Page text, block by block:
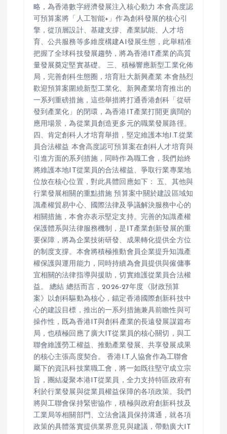
略，為香港數字經濟發展注入核心動力 本會高度認
可預算案將「人工智能+」作為創科發展的核心引
擎，從頂層設計、基建支撐、產業賦能、人才培
育、公共服務等多維度構建AI發展生態，此舉精准
把握了全球科技發展趨勢，將為香港IT產業的高質
量發展奠定堅實基礎。 三、積極響應新型工業化佈
局，完善創科生態圈，培育壯大新興產業 本會熱烈
歡迎預算案圍繞新型工業化、新興產業培育推出的
一系列重磅措施，這些舉措將打通香港創科「從研
發到產業化」的閉環，為香港IT產業打開更廣闊的
應用場景，為從業員創造更多元的職業發展路徑。
四、肯定創科人才培育舉措，堅定維護本地I.T.從業
員合法權益 本會高度認可預算案在創科人才培育與
引進方面的系列措施，同時作為職工會，我們始終
將維護本地IT從業員的合法權益、爭取行業專業地
位放在核心位置，對此具體回應如下： 五、其他與
行業發展相關的重點措施 預算案中關於建設區域知
識產權貿易中心、國際法律及爭議解決服務中心的
相關措施，本會亦表示堅定支持。完善的知識產權
保護體系與法律服務機制，是IT產業創新發展的重
要保障，將為企業技術研發、成果轉化提供全方位
的制度支撐。本會將積極推動會員企業提升知識產
權保護與運用能力，同時持續為會員提供與僱傭事
宜相關的法律指導與援助，切實維護從業員合法權
益。 總結 總括而言，2026-27年度《財政預算
案》以創科驅動為核心，錨定香港國際創新科技中
心的建設目標，推出的一系列措施兼具前瞻性與可
操作性，既為香港IT與創科產業的長遠發展謀篇布
局，也積極回應了廣大IT從業員的核心關切，與工
聯會維護勞工權益、推動產業發展、共享發展成果
的核心主張高度契合。 香港I.T.人協會作為工聯會
屬下的資訊科技業職工會，將一如既往堅守成立宗
旨，團結凝聚本港IT從業員，全力支持特區政府有
利於行業發展與從業員權益保障的各項政策。我們
將與工聯會保持緊密協作，積極與政府創新科技及
工業局等相關部門、立法會議員保持溝通，就各項
政策的具體落實提供業界意見與建議，帶動廣大IT